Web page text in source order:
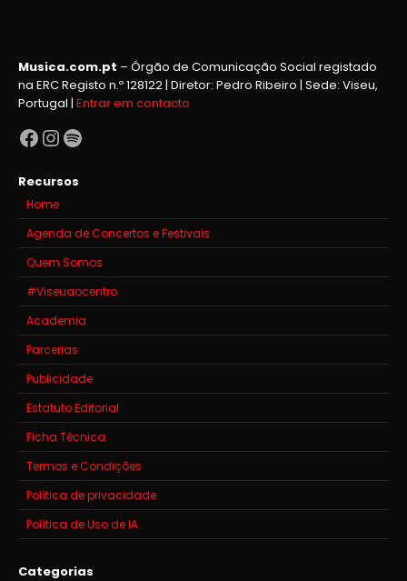
Musica.com.pt – Órgão de Comunicação Social registado
na ERC Registo n.º 128122 | Diretor: Pedro Ribeiro | Sede: Viseu,
Portugal | Entrar em contacto
Facebook
Instagram
Spotify
Recursos
Home
Agenda de Concertos e Festivais
Quem Somos
#Viseuaocentro
Academia
Parcerias
Publicidade
Estatuto Editorial
Ficha Técnica
Termos e Condições
Política de privacidade
Política de Uso de IA
Categorias